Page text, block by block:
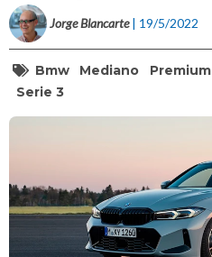
Jorge Blancarte | 19/5/2022
Bmw Mediano Premium
Serie 3